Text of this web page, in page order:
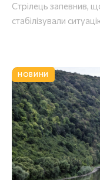
Стрілець запевнив,
стабілізували
НОВИНИ